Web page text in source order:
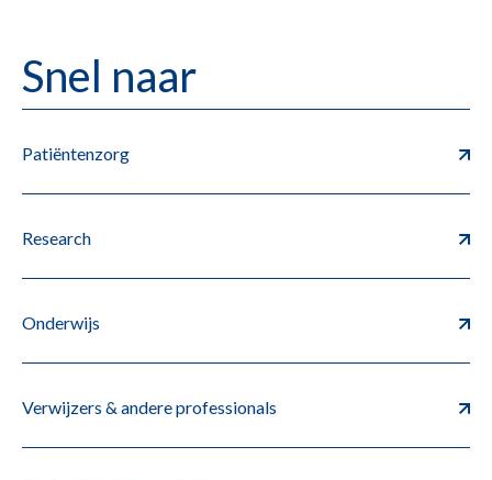
Snel naar
Patiëntenzorg
Research
Onderwijs
Verwijzers & andere professionals